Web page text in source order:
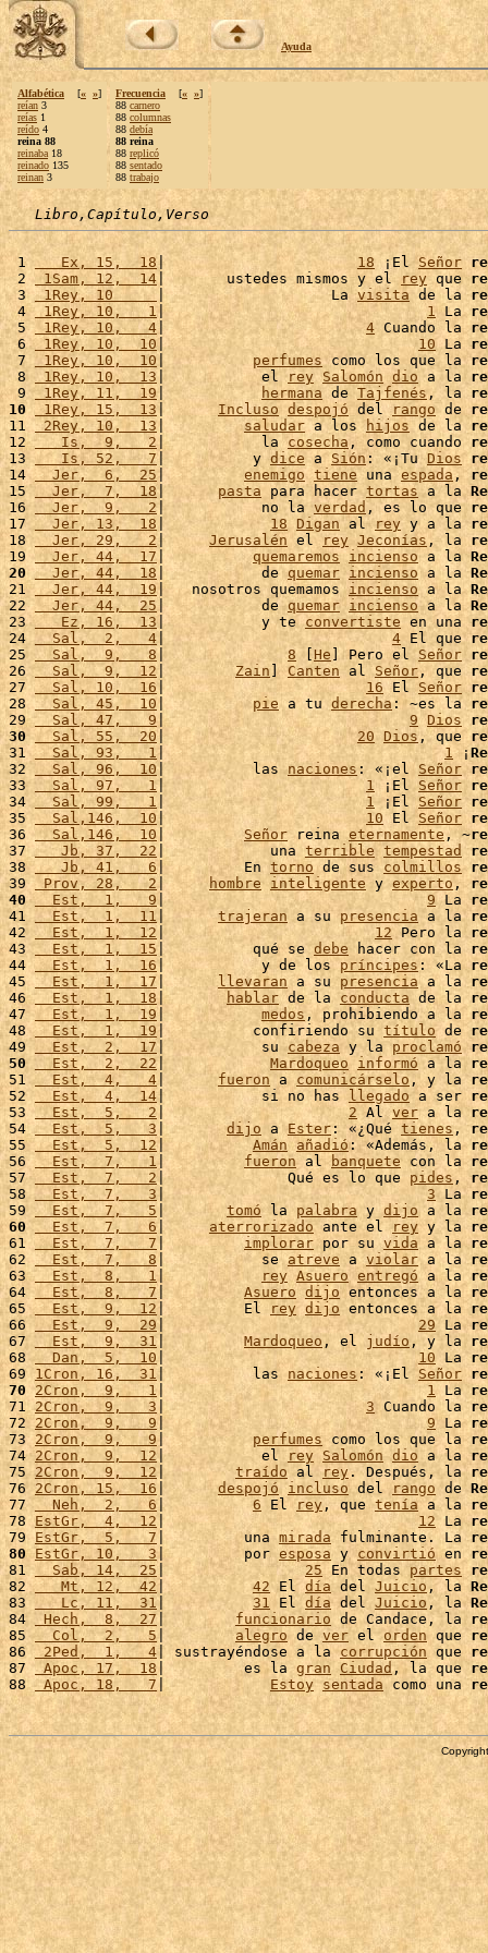
Ayuda
Alfabética [« »]
reían 3
reías 1
reído 4
reina 88
reinaba 18
reinado 135
reinan 3
Frecuencia [« »]
88 carnero
88 columnas
88 debía
88 reina
88 replicó
88 sentado
88 trabajo
Libro,Capítulo,Verso
1
   Ex, 15,  18
| 18 ¡El Señor
2 1Sam, 12,  14 |       ustedes mismos y el rey que
3 1Rey, 10 |                   La visita de la
4
1Rey, 10,   1| 1 La
5
1Rey, 10,   4 | 4 Cuando la
6
1Rey, 10,  10 | 10 La
7 1Rey, 10,  10 | perfumes como los que la
8
1Rey, 10,  13 |           el rey Salomón dio a la
9 1Rey, 11,  19 | hermana de Tajfenés, la
10
1Rey, 15,  13| Incluso despojó del rango de
11 2Rey, 10,  13 | saludar a los hijos de la
12
   Is,  9,   2
|           la cosecha , como cuando
13
   Is, 52,   7
|          y dice a Sión : «¡Tu Dios
14
  Jer,  6,  25
| enemigo tiene una espada ,
15
  Jer,  7,  18
| pasta para hacer tortas a la
16
  Jer,  9,   2
|           no la verdad , es lo que
17
  Jer, 13,  18
| 18 Digan al rey y a la
18
  Jer, 29,   2
| Jerusalén el rey Jeconías , la
19
  Jer, 44,  17
| quemaremos incienso a la
20
  Jer, 44,  18
|           de quemar incienso a la
21
  Jer, 44,  19
|   nosotros quemamos incienso a la
22
  Jer, 44,  25
|           de quemar incienso a la
23
   Ez, 16,  13
|           y te convertiste en una
24
  Sal,  2,   4
| 4 El que
25
  Sal,  9,   8
| 8 He ] Pero el Señor
26
  Sal,  9,  12
| Zain ] Canten al Señor, que
27
  Sal, 10,  16
| 16 El Señor
28
  Sal, 45,  10
| pie a tu derecha : ~es la
29
  Sal, 47,   9
| 9 Dios
30
  Sal, 55,  20
| 20 Dios, que
31
  Sal, 93,   1
| 1 ¡
32
  Sal, 96,  10
|          las naciones : «¡el Señor
33
  Sal, 97,   1
| 1 ¡El Señor
34
  Sal, 99,   1
| 1 ¡El Señor
35
  Sal,146,  10
| 10 El Señor
36
  Sal,146,  10
| Señor reina eternamente , ~
37
   Jb, 37,  22
|            una terrible tempestad
38
   Jb, 41,   6
|         En torno de sus colmillos
39 Prov, 28,   2| hombre inteligente y experto,
40
  Est,  1,   9
| 9 La
41
  Est,  1,  11
| trajeran a su presencia a la
42
  Est,  1,  12
| 12 Pero la
43
  Est,  1,  15
|          qué se debe hacer con la
44
  Est,  1,  16
|           y de los príncipes: «La
45
  Est,  1,  17
| llevaran a su presencia a la
46
  Est,  1,  18
| hablar de la conducta de la
47
  Est,  1,  19
| medos , prohibiendo a la
48
  Est,  1,  19
|          confiriendo su título de
49
  Est,  2,  17
|           su cabeza y la proclamó
50
  Est,  2,  22
| Mardoqueo informó a la
51
  Est,  4,   4
| fueron a comunicárselo , y la
52
  Est,  4,  14
|           si no has llegado a ser
53
  Est,  5,   2
| 2 Al ver a la
54
  Est,  5,   3
| dijo a Ester: «¿Qué tienes,
55
  Est,  5,  12
| Amán añadió: «Además, la
56
  Est,  7,   1
| fueron al banquete con la
57
  Est,  7,   2
|              Qué es lo que pides ,
58
  Est,  7,   3
| 3 La
59
  Est,  7,   5
| tomó la palabra y dijo a la
60
  Est,  7,   6
| aterrorizado ante el rey y la
61
  Est,  7,   7
| implorar por su vida a la
62
  Est,  7,   8
|           se atreve a violar a la
63
  Est,  8,   1
| rey Asuero entregó a la
64
  Est,  8,   7
| Asuero dijo entonces a la
65
  Est,  9,  12
|         El rey dijo entonces a la
66
  Est,  9,  29
| 29 La
67
  Est,  9,  31
| Mardoqueo , el judío , y la
68
  Dan,  5,  10
| 10 La
69 1Cron, 16,  31 |          las naciones : «¡El Señor
70
2Cron,  9,   1 | 1 La
71 2Cron,  9,   3 | 3 Cuando la
72 2Cron,  9,   9| 9 La
73 2Cron,  9,   9| perfumes como los que la
74 2Cron,  9,  12|           el rey Salomón dio a la
75 2Cron,  9,  12 | traído al rey . Después, la
76 2Cron, 15,  16 | despojó incluso del rango de
77
  Neh,  2,   6
| 6 El rey , que tenía a la
78 EstGr,  4,  12| 12 La
79 EstGr,  5,   7 |         una mirada fulminante. La
80 EstGr, 10,   3|         por esposa y convirtió en
81
  Sab, 14,  25
| 25 En todas partes
82
   Mt, 12,  42
| 42 El día del Juicio , la
83
   Lc, 11,  31
| 31 El día del Juicio , la
84 Hech,  8,  27 | funcionario de Candace, la
85
  Col,  2,   5
| alegro de ver el orden que
86
2Ped,  1,   4 | sustrayéndose a la corrupción que
87 Apoc, 17,  18 |         es la gran Ciudad , la que
88 Apoc, 18,   7 | Estoy sentada como una